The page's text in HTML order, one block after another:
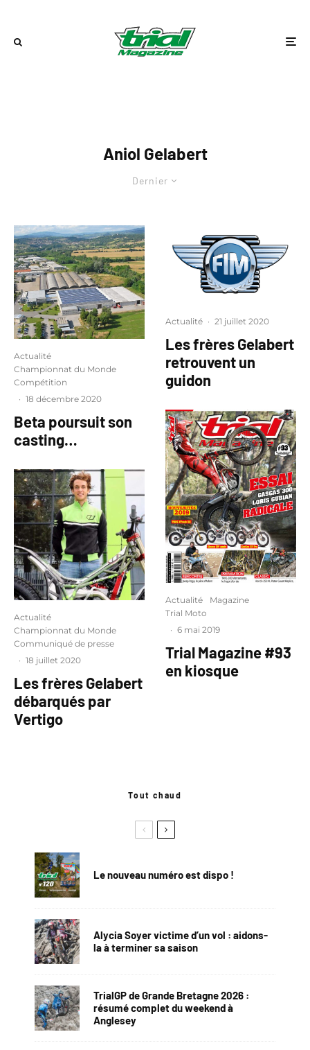
Aniol Gelabert
Dernier
Actualité
Championnat du Monde
Compétition
· 18 décembre 2020
Beta poursuit son
casting…
Actualité
Championnat du Monde
Communiqué de presse
· 18 juillet 2020
Les frères Gelabert
débarqués par
Vertigo
Actualité · 21 juillet 2020
Les frères Gelabert
retrouvent un
guidon
Actualité
Magazine
Trial Moto
· 6 mai 2019
Trial Magazine #93
en kiosque
Tout chaud
Le nouveau numéro est dispo !
Alycia Soyer victime d’un vol : aidons-
la à terminer sa saison
TrialGP de Grande Bretagne 2026 :
résumé complet du weekend à
Anglesey